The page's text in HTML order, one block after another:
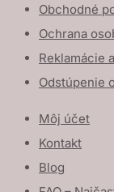
Obchodné
Ochrana
Reklamácie
Odstúpenie
Môj účet
Kontakt
Blog